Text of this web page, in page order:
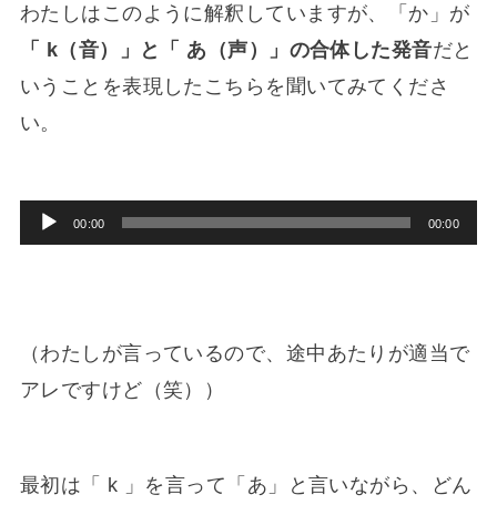
わたしはこのように解釈していますが、「か」が
「 k（音）」と「 あ（声）」の合体した発音だと
いうことを表現したこちらを聞いてみてくださ
い。
音
声
ー
00:00 00:00
（わたしが言っているので、途中あたりが適当で
アレですけど（笑））
最初は「 k 」を言って「あ」と言いながら、どん